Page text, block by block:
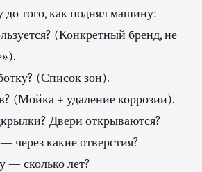
до того, как поднял машину:
(Конкретный бренд, не
(Список зон).
(Мойка + удаление коррозии).
Двери открываются?
через какие отверстия?
— сколько лет?